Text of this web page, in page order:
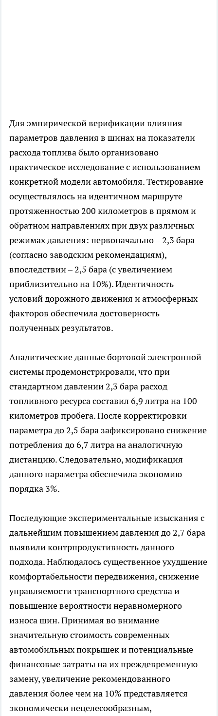
Для эмпирической верификации влияния
параметров давления в шинах на показатели
расхода топлива было организовано
практическое исследование с использованием
конкретной модели автомобиля. Тестирование
осуществлялось на идентичном маршруте
протяженностью 200 километров в прямом и
обратном направлениях при двух различных
режимах давления: первоначально – 2,3 бара
(согласно заводским рекомендациям),
впоследствии – 2,5 бара (с увеличением
приблизительно на 10%). Идентичность
условий дорожного движения и атмосферных
факторов обеспечила достоверность
полученных результатов.
Аналитические данные бортовой электронной
системы продемонстрировали, что при
стандартном давлении 2,3 бара расход
топливного ресурса составил 6,9 литра на 100
километров пробега. После корректировки
параметра до 2,5 бара зафиксировано снижение
потребления до 6,7 литра на аналогичную
дистанцию. Следовательно, модификация
данного параметра обеспечила экономию
порядка 3%.
Последующие экспериментальные изыскания с
дальнейшим повышением давления до 2,7 бара
выявили контрпродуктивность данного
подхода. Наблюдалось существенное ухудшение
комфортабельности передвижения, снижение
управляемости транспортного средства и
повышение вероятности неравномерного
износа шин. Принимая во внимание
значительную стоимость современных
автомобильных покрышек и потенциальные
финансовые затраты на их преждевременную
замену, увеличение рекомендованного
давления более чем на 10% представляется
экономически нецелесообразным,